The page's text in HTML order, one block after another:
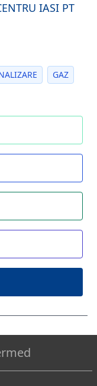
IASI PT
GAZ